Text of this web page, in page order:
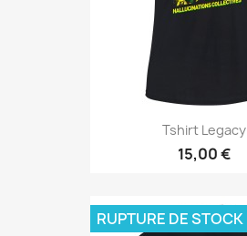
Tshirt Legacy
15,00 €
RUPTURE DE STOCK